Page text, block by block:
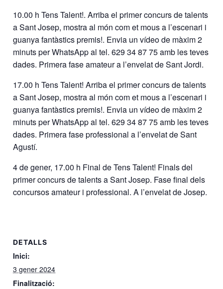
10.00 h Tens Talent!. Arriba el primer concurs de talents
a Sant Josep, mostra al món com et mous a l’escenari i
guanya fantàstics premis!. Envia un vídeo de màxim 2
minuts per WhatsApp al tel. 629 34 87 75 amb les teves
dades. Primera fase amateur a l’envelat de Sant Jordi.
17.00 h Tens Talent! Arriba el primer concurs de talents
a Sant Josep, mostra al món com et mous a l’escenari i
guanya fantàstics premis!. Envia un vídeo de màxim 2
minuts per WhatsApp al tel. 629 34 87 75 amb les teves
dades. Primera fase professional a l’envelat de Sant
Agustí.
4 de gener, 17.00 h Final de Tens Talent! Finals del
primer concurs de talents a Sant Josep. Fase final dels
concursos amateur i professional. A l’envelat de Josep.
DETALLS
Inici:
3 gener 2024
Finalització: